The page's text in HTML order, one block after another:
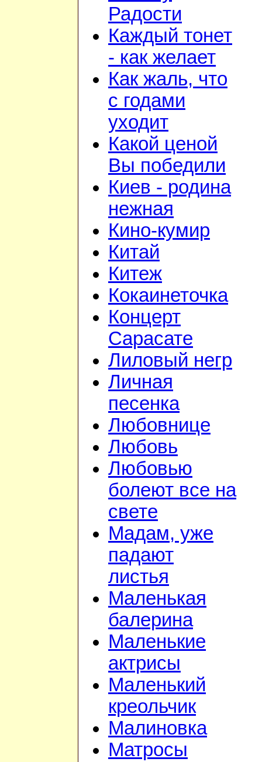
Радости
Каждый тонет
- как желает
Как жаль, что
с годами
уходит
Какой ценой
Вы победили
Киев - родина
нежная
Кино-кумир
Китай
Китеж
Кокаинеточка
Концерт
Сарасате
Лиловый негр
Личная
песенка
Любовнице
Любовь
Любовью
болеют все на
свете
Мадам, уже
падают
листья
Маленькая
балерина
Маленькие
актрисы
Маленький
креольчик
Малиновка
Матросы